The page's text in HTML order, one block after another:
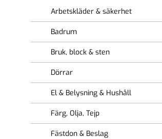
Arbetskläder & säkerhet
Badrum
Bruk, block & sten
Dörrar
El & Belysning & Hushåll
Färg, Olja, Tejp
Fästdon & Beslag